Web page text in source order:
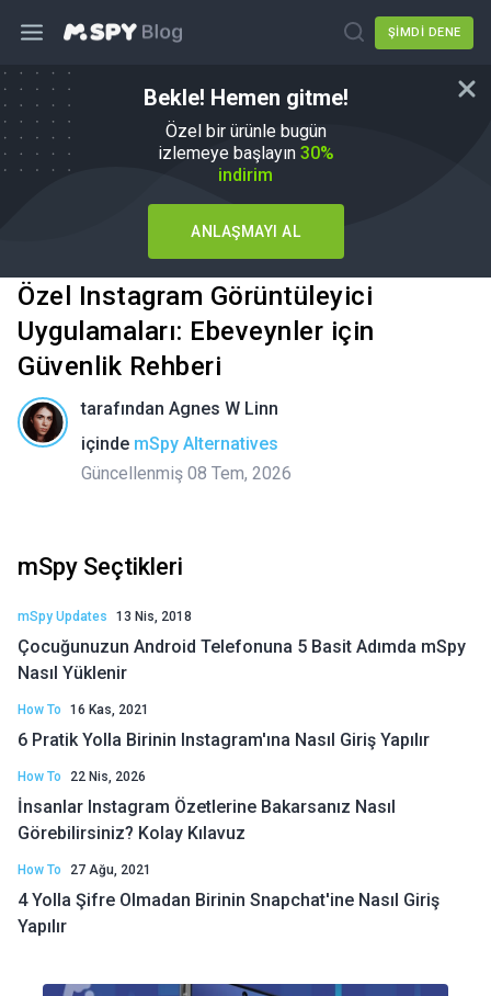
ŞIMDI DENE
Bekle! Hemen gitme!
Özel bir ürünle bugün
izlemeye başlayın 30%
indirim
ANLAŞMAYI AL
Özel Instagram Görüntüleyici
Uygulamaları: Ebeveynler için
Güvenlik Rehberi
tarafından Agnes W Linn
içinde mSpy Alternatives
Güncellenmiş 08 Tem, 2026
mSpy Seçtikleri
mSpy Updates 13 Nis, 2018
Çocuğunuzun Android Telefonuna 5 Basit Adımda mSpy
Nasıl Yüklenir
How To 16 Kas, 2021
6 Pratik Yolla Birinin Instagram'ına Nasıl Giriş Yapılır
How To 22 Nis, 2026
İnsanlar Instagram Özetlerine Bakarsanız Nasıl
Görebilirsiniz? Kolay Kılavuz
How To 27 Ağu, 2021
4 Yolla Şifre Olmadan Birinin Snapchat'ine Nasıl Giriş
Yapılır